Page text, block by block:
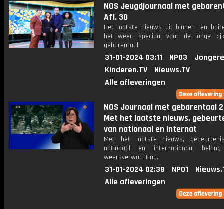
NOS Jeugdjournaal met
Afl. 30
Het laatste nieuws uit binnen- en
het weer, speciaal voor de jonge
gebarentaal.
31-01-2024 03:11 NPO3
Kinderen.TV
Nieuws.TV
Alle afleveringen
NOS Journaal met gebarentaal
Met het laatste nieuws,
van nationaal en internat
Met het laatste nieuws,
nationaal en internationaal
weersverwachting.
31-01-2024 02:38 NPO1
Alle afleveringen